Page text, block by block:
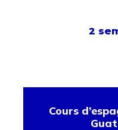
2
Cours